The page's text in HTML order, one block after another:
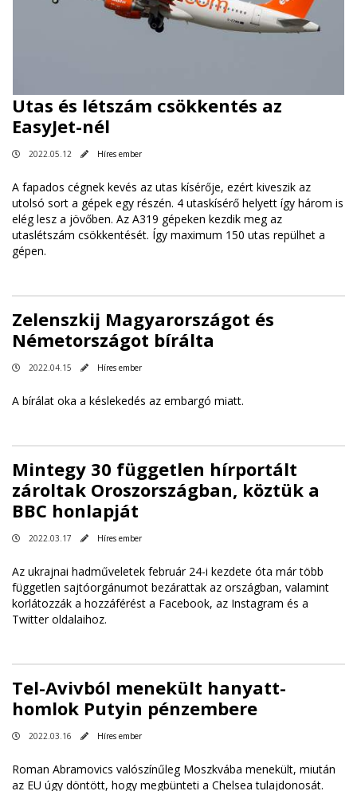
Utas és létszám csökkentés az
EasyJet-nél
2022.05.12 Híres ember
A fapados cégnek kevés az utas kísérője, ezért kiveszik az
utolsó sort a gépek egy részén. 4 utaskísérő helyett így három is
elég lesz a jövőben. Az A319 gépeken kezdik meg az
utaslétszám csökkentését. Így maximum 150 utas repülhet a
gépen.
Zelenszkij Magyarországot és
Németországot bírálta
2022.04.15 Híres ember
A bírálat oka a késlekedés az embargó miatt.
Mintegy 30 független hírportált
zároltak Oroszországban, köztük a
BBC honlapját
2022.03.17 Híres ember
Az ukrajnai hadműveletek február 24-i kezdete óta már több
független sajtóorgánumot bezárattak az országban, valamint
korlátozzák a hozzáférést a Facebook, az Instagram és a
Twitter oldalaihoz.
Tel-Avivból menekült hanyatt-
homlok Putyin pénzembere
2022.03.16 Híres ember
Roman Abramovics valószínűleg Moszkvába menekült, miután
az EU úgy döntött, hogy megbünteti a Chelsea tulajdonosát.